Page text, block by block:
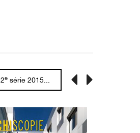
2e série 2015...